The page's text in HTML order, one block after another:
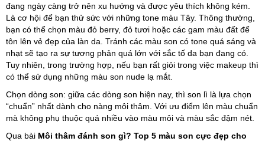
đang ngày càng trở nên xu hướng và được yêu thích không kém.
Là cơ hội để bạn thử sức với những tone màu Tây. Thông thường,
bạn có thể chọn màu đỏ berry, đỏ tươi hoặc các gam màu đất để
tôn lên vẻ đẹp của làn da. Tránh các màu son có tone quá sáng và
nhạt sẽ tạo ra sự tương phản quá lớn với sắc tố da bạn đang có.
Tuy nhiên, trong trường hợp, nếu bạn rất giỏi trong việc makeup thì
có thể sử dụng những màu son nude lạ mắt.
Chọn dòng son: giữa các dòng son hiện nay, thì son lì là lựa chọn
“chuẩn” nhất dành cho nàng môi thâm. Với ưu điểm lên màu chuẩn
mà không phụ thuộc quá nhiều vào màu môi và màu sắc đậm nét.
Qua bài Môi thâm đánh son gì? Top 5 màu son cực đẹp cho